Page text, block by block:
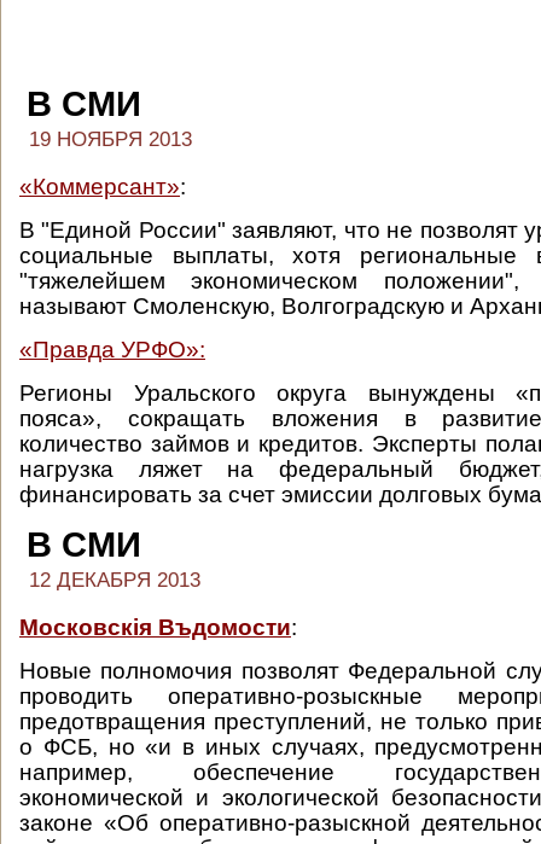
В СМИ
19 НОЯБРЯ 2013
«Коммерсант»:
В "Единой России" заявляют, что не позволят
социальные выплаты, хотя региональные
"тяжелейшем экономическом
называют Смоленскую, Волгоградскую и
«Правда УРФО»:
Регионы Уральского округа вынуждены
пояса», сокращать вложения в
количество займов и кредитов. Эксперты
нагрузка ляжет на федеральный
финансировать за счет эмиссии долговых
В СМИ
12 ДЕКАБРЯ 2013
Московскiя Въдомости:
Новые полномочия позволят Федеральной
проводить оперативно-розыскные
предотвращения преступлений, не только
о ФСБ, но «и в иных случаях,
например, обеспечение
экономической и экологической
законе «Об оперативно-разыскной